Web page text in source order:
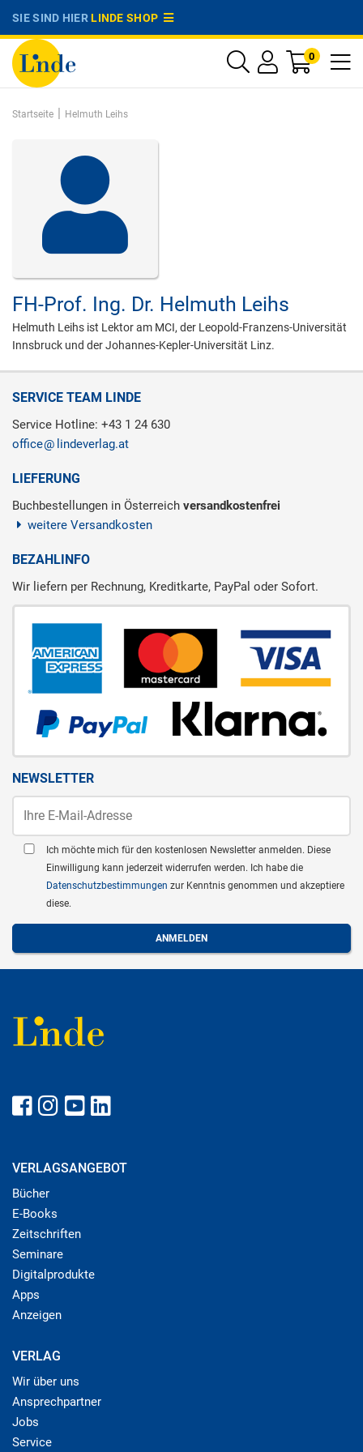
SIE SIND HIERLINDE SHOP
0
Startseite | Helmuth Leihs
FH-Prof. Ing. Dr. Helmuth Leihs
Helmuth Leihs ist Lektor am MCI, der Leopold-Franzens-Universität
Innsbruck und der Johannes-Kepler-Universität Linz.
SERVICE TEAM LINDE
Service Hotline: +43 1 24 630
office
lindeverlag.at
LIEFERUNG
Buchbestellungen in Österreich versandkostenfrei
weitere Versandkosten
BEZAHLINFO
Wir liefern per Rechnung, Kreditkarte, PayPal oder Sofort.
NEWSLETTER
Ich möchte mich für den kostenlosen Newsletter anmelden. Diese
Einwilligung kann jederzeit widerrufen werden. Ich habe die
Datenschutzbestimmungen zur Kenntnis genommen und akzeptiere
diese.
VERLAGSANGEBOT
Bücher
E-Books
Zeitschriften
Seminare
Digitalprodukte
Apps
Anzeigen
VERLAG
Wir über uns
Ansprechpartner
Jobs
Service